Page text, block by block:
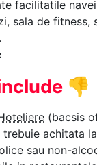
facilitatile
sala de fitness,
👎
(bacsis
achitata
sau non-